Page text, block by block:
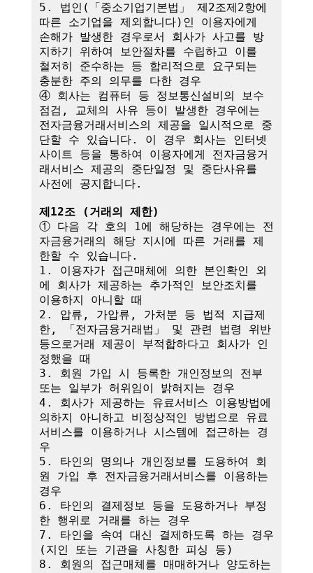
5. 법인(「중소기업기본법」 제2조제2항에
따른 소기업을 제외합니다)인 이용자에게
손해가 발생한 경우로서 회사가 사고를 방
지하기 위하여 보안절차를 수립하고 이를
철저히 준수하는 등 합리적으로 요구되는
충분한 주의 의무를 다한 경우
④ 회사는 컴퓨터 등 정보통신설비의 보수
점검, 교체의 사유 등이 발생한 경우에는
전자금융거래서비스의 제공을 일시적으로 중
단할 수 있습니다. 이 경우 회사는 인터넷
사이트 등을 통하여 이용자에게 전자금융거
래서비스 제공의 중단일정 및 중단사유를
사전에 공지합니다.
제12조 (거래의 제한)
① 다음 각 호의 1에 해당하는 경우에는 전
자금융거래의 해당 지시에 따른 거래를 제
한할 수 있습니다.
1. 이용자가 접근매체에 의한 본인확인 외
에 회사가 제공하는 추가적인 보안조치를
이용하지 아니할 때
2. 압류, 가압류, 가처분 등 법적 지급제
한, 「전자금융거래법」 및 관련 법령 위반
등으로거래 제공이 부적합하다고 회사가 인
정했을 때
3. 회원 가입 시 등록한 개인정보의 전부
또는 일부가 허위임이 밝혀지는 경우
4. 회사가 제공하는 유료서비스 이용방법에
의하지 아니하고 비정상적인 방법으로 유료
서비스를 이용하거나 시스템에 접근하는 경
우
5. 타인의 명의나 개인정보를 도용하여 회
원 가입 후 전자금융거래서비스를 이용하는
경우
6. 타인의 결제정보 등을 도용하거나 부정
한 행위로 거래를 하는 경우
7. 타인을 속여 대신 결제하도록 하는 경우
(지인 또는 기관을 사칭한 피싱 등)
8. 회원의 접근매체를 매매하거나 양도하는